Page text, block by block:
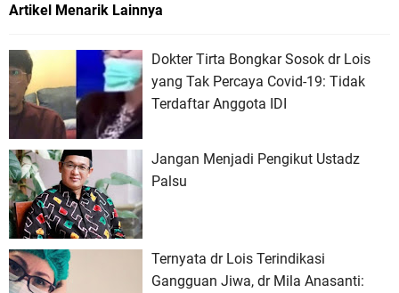
Artikel Menarik Lainnya
Dokter Tirta Bongkar Sosok dr Lois
yang Tak Percaya Covid-19: Tidak
Terdaftar Anggota IDI
Jangan Menjadi Pengikut Ustadz
Palsu
Ternyata dr Lois Terindikasi
Gangguan Jiwa, dr Mila Anasanti: